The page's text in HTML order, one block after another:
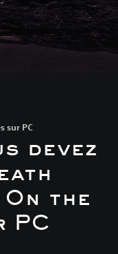
sur PC
devez
the
PC